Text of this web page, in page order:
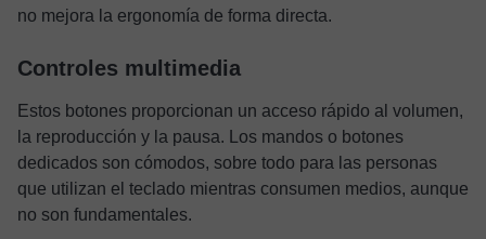
no mejora la ergonomía de forma directa.
Controles multimedia
Estos botones proporcionan un acceso rápido al volumen,
la reproducción y la pausa. Los mandos o botones
dedicados son cómodos, sobre todo para las personas
que utilizan el teclado mientras consumen medios, aunque
no son fundamentales.